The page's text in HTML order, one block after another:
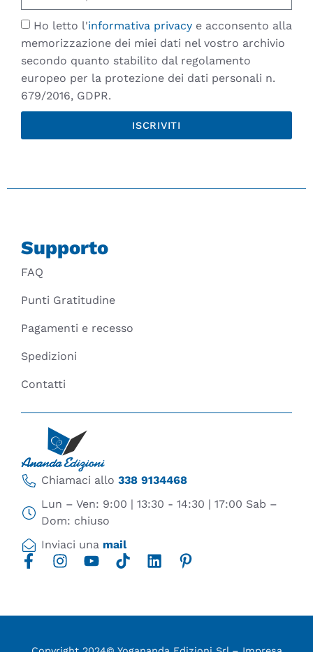
Ho letto l'informativa privacy e acconsento alla
memorizzazione dei miei dati nel vostro archivio
secondo quanto stabilito dal regolamento
europeo per la protezione dei dati personali n.
679/2016, GDPR.
ISCRIVITI
Chiamaci allo 338 9134468
Lun – Ven: 9:00 | 13:30 - 14:30 | 17:00 Sab –
Dom: chiuso
Inviaci una mail
Supporto
FAQ
Punti Gratitudine
Pagamenti e recesso
Spedizioni
Contatti